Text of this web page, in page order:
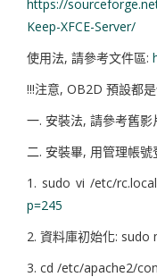
https://
Keep-XFCE-Server/
使用法, 請參考文件區:
!!!注意, OB2D 預設都
一. 安裝法, 請參考舊影
二. 安裝畢, 用管理帳號
1. sudo vi /etc/
p=245
2. 資料庫初始化: sudo
3. cd /etc/apache2/